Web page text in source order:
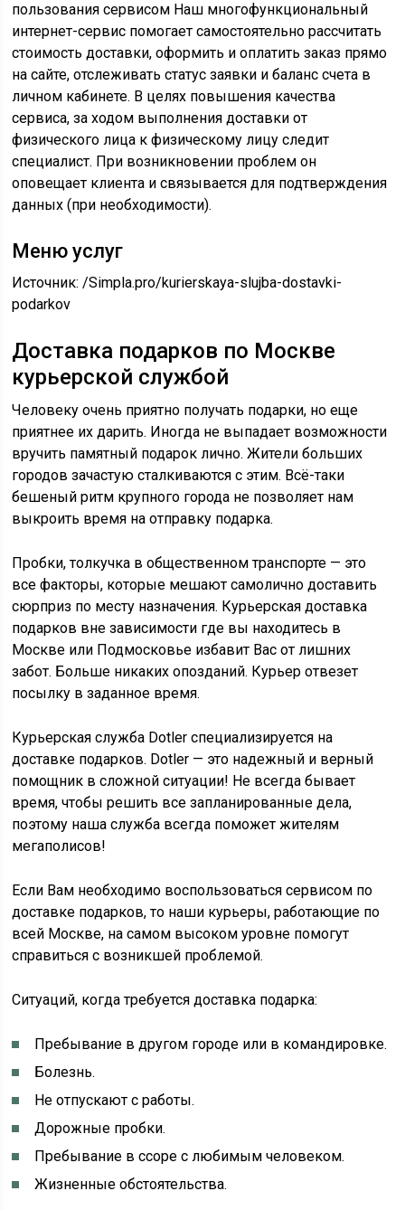
пользования сервисом Наш многофункциональный
интернет-сервис помогает самостоятельно рассчитать
стоимость доставки, оформить и оплатить заказ прямо
на сайте, отслеживать статус заявки и баланс счета в
личном кабинете. В целях повышения качества
сервиса, за ходом выполнения доставки от
физического лица к физическому лицу следит
специалист. При возникновении проблем он
оповещает клиента и связывается для подтверждения
данных (при необходимости).
Меню услуг
Источник:/Simpla.pro/kurierskaya-slujba-dostavki-
podarkov
Доставка подарков по Москве
курьерской службой
Человеку очень приятно получать подарки, но еще
приятнее их дарить. Иногда не выпадает возможности
вручить памятный подарок лично. Жители больших
городов зачастую сталкиваются с этим. Всё-таки
бешеный ритм крупного города не позволяет нам
выкроить время на отправку подарка.
Пробки, толкучка в общественном транспорте — это
все факторы, которые мешают самолично доставить
сюрприз по месту назначения. Курьерская доставка
подарков вне зависимости где вы находитесь в
Москве или Подмосковье избавит Вас от лишних
забот. Больше никаких опозданий. Курьер отвезет
посылку в заданное время.
Курьерская служба Dotler специализируется на
доставке подарков. Dotler — это надежный и верный
помощник в сложной ситуации! Не всегда бывает
время, чтобы решить все запланированные дела,
поэтому наша служба всегда поможет жителям
мегаполисов!
Если Вам необходимо воспользоваться сервисом по
доставке подарков, то наши курьеры, работающие по
всей Москве, на самом высоком уровне помогут
справиться с возникшей проблемой.
Ситуаций, когда требуется доставка подарка:
Пребывание в другом городе или в командировке.
Болезнь.
Не отпускают с работы.
Дорожные пробки.
Пребывание в ссоре с любимым человеком.
Жизненные обстоятельства.